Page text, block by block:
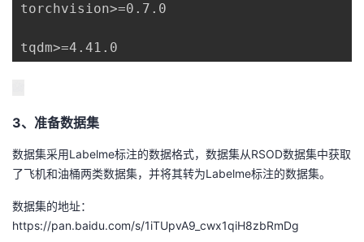
torchvision>=0.7.0
tqdm>=4.41.0
3、准备数据集
数据集采用Labelme标注的数据格式，数据集从RSOD数据集中获取
了飞机和油桶两类数据集，并将其转为Labelme标注的数据集。
数据集的地址：
https://pan.baidu.com/s/1iTUpvA9_cwx1qiH8zbRmDg